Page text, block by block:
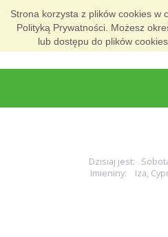
Strona korzysta z plików cookies w
Polityką Prywatności. Możesz
lub dostępu do plików
Dzisiaj jest:
Imieniny: Iza,